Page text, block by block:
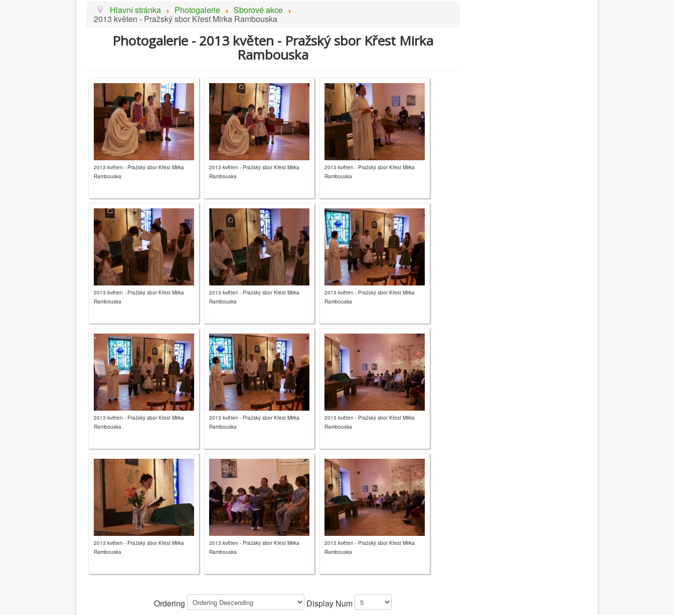
Hlavní stránka Photogalerie Sborové akce
2013 květen - Pražský sbor Křest Mirka Rambouska
Photogalerie - 2013 květen - Pražský sbor Křest Mirka
Rambouska
2013 květen - Pražský sbor Křest Mirka
Rambouska
2013 květen - Pražský sbor Křest Mirka
Rambouska
2013 květen - Pražský sbor Křest Mirka
Rambouska
2013 květen - Pražský sbor Křest Mirka
Rambouska
2013 květen - Pražský sbor Křest Mirka
Rambouska
2013 květen - Pražský sbor Křest Mirka
Rambouska
2013 květen - Pražský sbor Křest Mirka
Rambouska
2013 květen - Pražský sbor Křest Mirka
Rambouska
2013 květen - Pražský sbor Křest Mirka
Rambouska
2013 květen - Pražský sbor Křest Mirka
Rambouska
2013 květen - Pražský sbor Křest Mirka
Rambouska
2013 květen - Pražský sbor Křest Mirka
Rambouska
Ordering Display Num